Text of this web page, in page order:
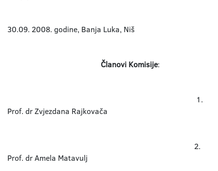
30.09. 2008. godine, Banja Luka, Niš
Članovi Komisije:
1.
Prof. dr Zvjezdana Rajkovača
2.
Prof. dr Amela Matavulj